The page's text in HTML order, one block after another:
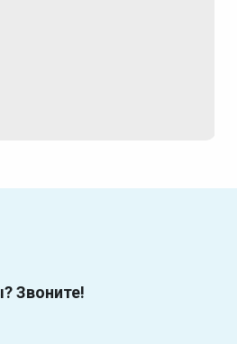
Звоните!